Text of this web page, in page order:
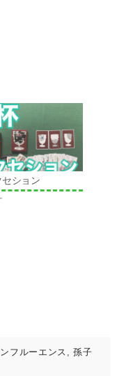
ション
フルーエンス ,孫子